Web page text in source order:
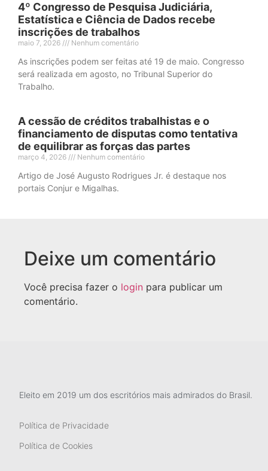
4º Congresso de Pesquisa Judiciária,
Estatística e Ciência de Dados recebe
inscrições de trabalhos
maio 7, 2026 Nenhum comentário
As inscrições podem ser feitas até 19 de maio. Congresso
será realizada em agosto, no Tribunal Superior do
Trabalho.
A cessão de créditos trabalhistas e o
financiamento de disputas como tentativa
de equilibrar as forças das partes
março 4, 2026 Nenhum comentário
Artigo de José Augusto Rodrigues Jr. é destaque nos
portais Conjur e Migalhas.
Deixe um comentário
Você precisa fazer o login para publicar um
comentário.
Eleito em 2019 um dos escritórios mais admirados do Brasil.
Política de Privacidade
Política de Cookies